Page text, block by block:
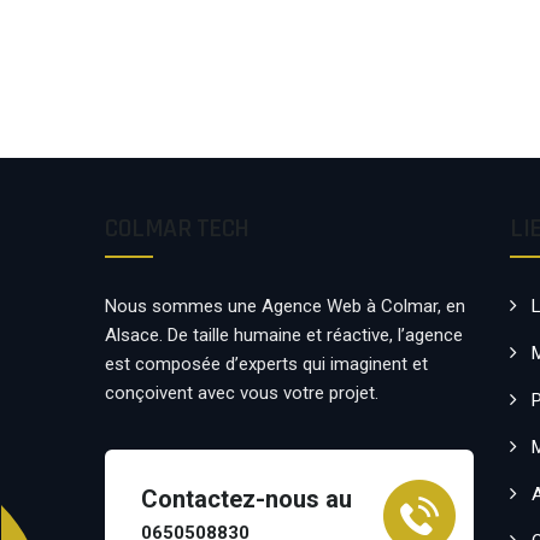
Nous sommes une Agence Web à Colmar, en
Alsace. De taille humaine et réactive, l’agence
est composée d’experts qui imaginent et
conçoivent avec vous votre projet.
Contactez-nous au
0650508830